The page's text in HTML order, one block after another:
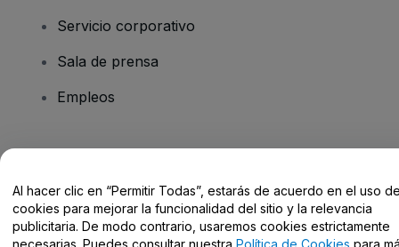
Servicio corporativo
Sala de prensa
Empleos
Centro de Ayuda / Contacto
Al hacer clic en “Permitir Todas”, estarás de acuerdo en el uso
cookies para mejorar la funcionalidad del sitio y la relevancia
publicitaria. De modo contrario, usaremos cookies estrictamente
necesarias. Puedes consultar nuestra Política de Cookies para